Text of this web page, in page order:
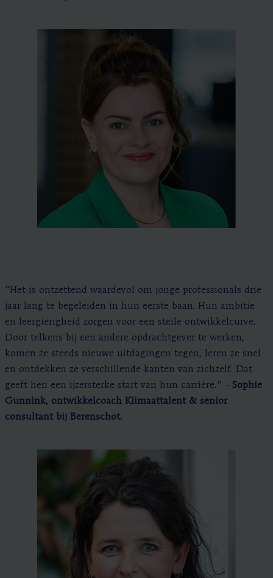
“Het is ontzettend waardevol om jonge professionals drie
jaar lang te begeleiden in hun eerste baan. Hun ambitie
en leergierigheid zorgen voor een steile ontwikkelcurve.
Door telkens bij een andere opdrachtgever te werken,
komen ze steeds nieuwe uitdagingen tegen, leren ze snel
en ontdekken ze verschillende kanten van zichzelf. Dat
geeft hen een ijzersterke start van hun carrière." - Sophie
Gunnink, ontwikkelcoach Klimaattalent & senior
consultant bij Berenschot.